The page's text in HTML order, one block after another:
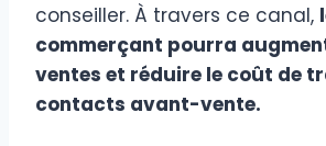
conseiller. À travers ce canal,
commerçant pourra
ventes et réduire le coût de
contacts avant-vente.